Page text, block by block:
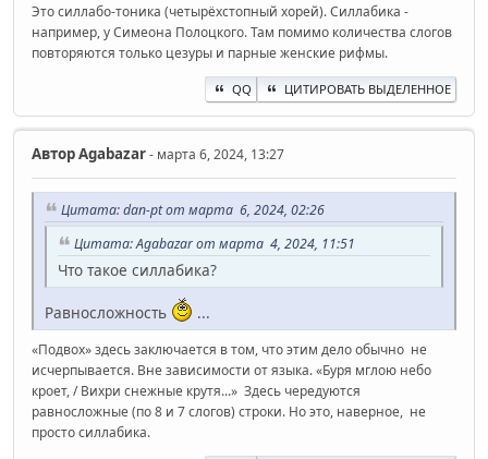
Это силлабо-тоника (четырёхстопный хорей). Силлабика -
например, у Симеона Полоцкого. Там помимо количества слогов
повторяются только цезуры и парные женские рифмы.
QQ ЦИТИРОВАТЬ ВЫДЕЛЕННОЕ
АвторAgabazar- марта 6, 2024, 13:27
Цитата: dan-pt от марта 6, 2024, 02:26
Цитата: Agabazar от марта 4, 2024, 11:51
Что такое силлабика?
Равносложность ...
«Подвох» здесь заключается в том, что этим дело обычно не
исчерпывается. Вне зависимости от языка. «Буря мглою небо
кроет, / Вихри снежные крутя...» Здесь чередуются
равносложные (по 8 и 7 слогов) строки. Но это, наверное, не
просто силлабика.